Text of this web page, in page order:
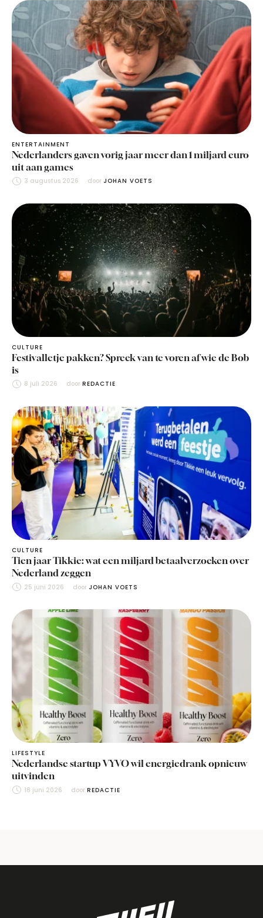
ENTERTAINMENT
Nederlanders gaven vorig jaar meer dan 1 miljard euro
uit aan games
3 augustus 2026 door JOHAN VOETS
CULTURE
Festivalletje pakken? Spreek van te voren af wie de Bob
is
8 juli 2026 door REDACTIE
CULTURE
Tien jaar Tikkie: wat een miljard betaalverzoeken over
Nederland zeggen
25 juni 2026 door JOHAN VOETS
LIFESTYLE
Nederlandse startup VYVO wil energiedrank opnieuw
uitvinden
18 juni 2026 door REDACTIE